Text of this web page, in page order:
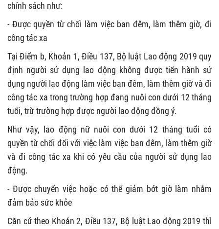
chính sách như:
- Được quyền từ chối làm việc ban đêm, làm thêm giờ, đi
công tác xa
Tại Điểm b, Khoản 1, Điều 137, Bộ luật Lao động 2019 quy
định người sử dụng lao động không được tiến hành sử
dụng người lao động làm việc ban đêm, làm thêm giờ và đi
công tác xa trong trường hợp đang nuôi con dưới 12 tháng
tuổi, trừ trường hợp được người lao động đồng ý.
Như vậy, lao động nữ nuôi con dưới 12 tháng tuổi có
quyền từ chối đối với việc làm việc ban đêm, làm thêm giờ
và đi công tác xa khi có yêu cầu của người sử dụng lao
động.
- Được chuyển việc hoặc có thể giảm bớt giờ làm nhằm
đảm bảo sức khỏe
Căn cứ theo Khoản 2, Điều 137, Bộ luật Lao động 2019 thì